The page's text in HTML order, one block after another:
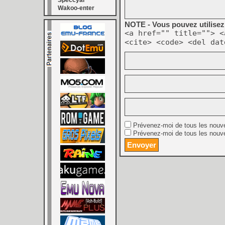
Wakoo-enter
NOTE - Vous pouvez
<a href="" title="">
<cite> <code> <del
Prévenez-moi de tous les
Prévenez-moi de tous les